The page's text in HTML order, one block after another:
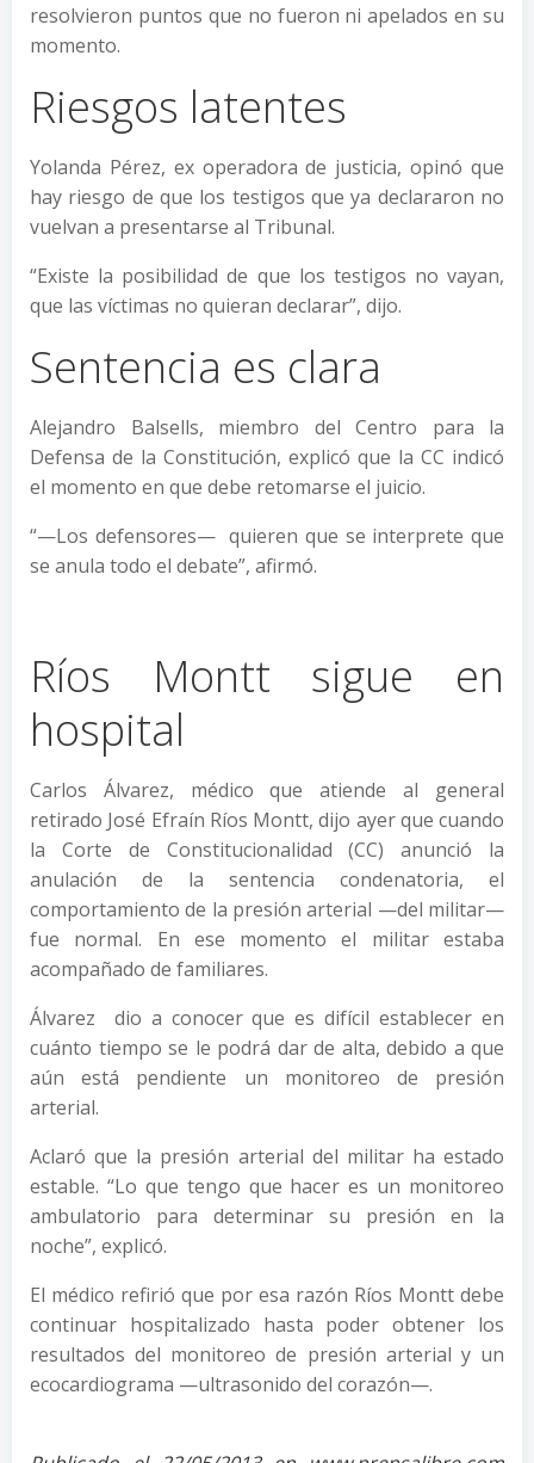
resolvieron puntos que no fueron ni apelados en su
momento.
Riesgos latentes
Yolanda Pérez, ex operadora de justicia, opinó que
hay riesgo de que los testigos que ya declararon no
vuelvan a presentarse al Tribunal.
“Existe la posibilidad de que los testigos no vayan,
que las víctimas no quieran declarar”, dijo.
Sentencia es clara
Alejandro Balsells, miembro del Centro para la
Defensa de la Constitución, explicó que la CC indicó
el momento en que debe retomarse el juicio.
“—Los defensores— quieren que se interprete que
se anula todo el debate”, afirmó.
Ríos Montt sigue en
hospital
Carlos Álvarez, médico que atiende al general
retirado José Efraín Ríos Montt, dijo ayer que cuando
la Corte de Constitucionalidad (CC) anunció la
anulación de la sentencia condenatoria, el
comportamiento de la presión arterial —del militar—
fue normal. En ese momento el militar estaba
acompañado de familiares.
Álvarez dio a conocer que es difícil establecer en
cuánto tiempo se le podrá dar de alta, debido a que
aún está pendiente un monitoreo de presión
arterial.
Aclaró que la presión arterial del militar ha estado
estable. “Lo que tengo que hacer es un monitoreo
ambulatorio para determinar su presión en la
noche”, explicó.
El médico refirió que por esa razón Ríos Montt debe
continuar hospitalizado hasta poder obtener los
resultados del monitoreo de presión arterial y un
ecocardiograma —ultrasonido del corazón—.